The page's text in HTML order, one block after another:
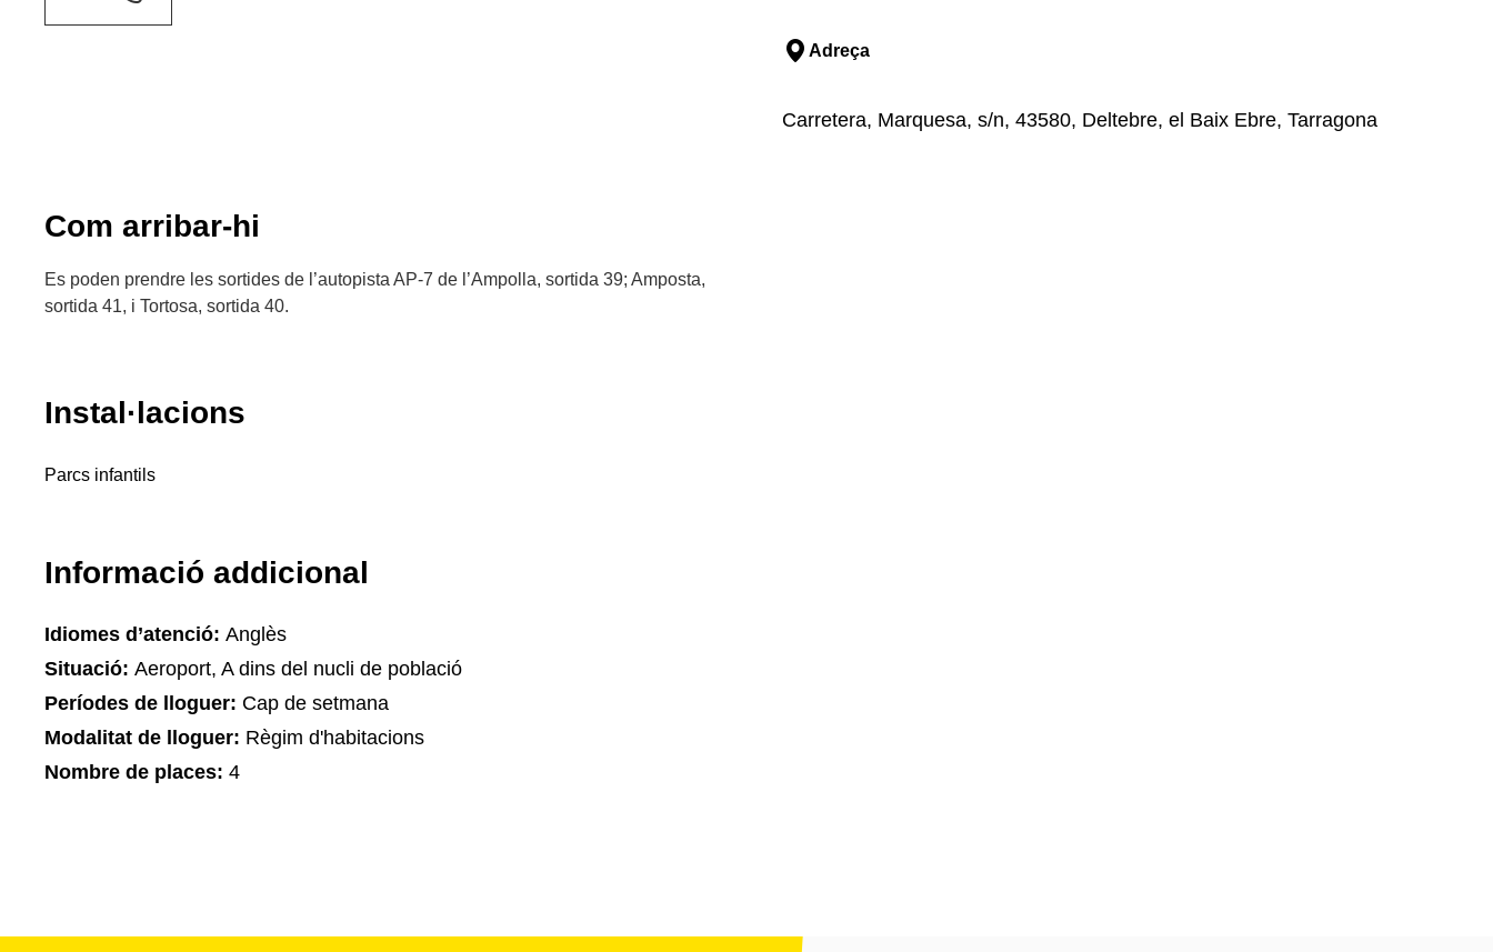
Adreça
Carretera, Marquesa, s/n, 43580, Deltebre, el Baix Ebre, Tarragona
Com arribar-hi
Es poden prendre les sortides de l’autopista AP-7 de l’Ampolla, sortida 39; Amposta,
sortida 41, i Tortosa, sortida 40.
Instal·lacions
Parcs infantils
Informació addicional
Idiomes d’atenció: Anglès
Situació: Aeroport, A dins del nucli de població
Períodes de lloguer: Cap de setmana
Modalitat de lloguer: Règim d'habitacions
Nombre de places: 4